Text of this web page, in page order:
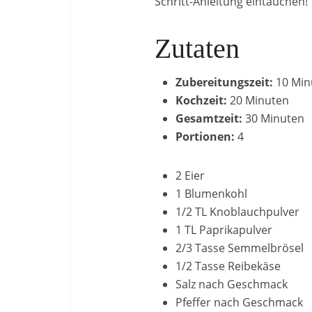
Zutaten
Zubereitungszeit: 10
Kochzeit: 20 Minuten
Gesamtzeit: 30 Minuten
Portionen: 4
2 Eier
1 Blumenkohl
1/2 TL Knoblauchpulver
1 TL Paprikapulver
2/3 Tasse Semmelbrösel
1/2 Tasse Reibekäse
Salz nach Geschmack
Pfeffer nach Geschmack